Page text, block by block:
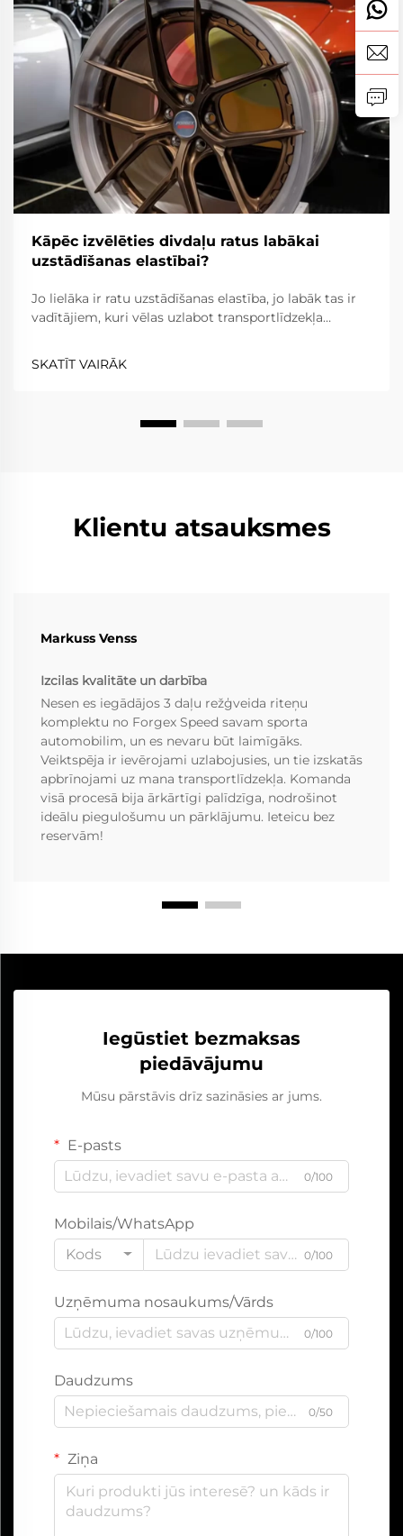
Kāpēc izvēlēties divdaļu ratus labākai
uzstādīšanas elastībai?
Jo lielāka ir ratu uzstādīšanas elastība, jo labāk tas ir
vadītājiem, kuri vēlas uzlabot transportlīdzekļa
Divdaļu rati ir elastīgāki nekā viendaļas rati, jo rata
spieķi un apvalks ir atdalīti, kamēr...
SKATĪT VAIRĀK
Klientu atsauksmes
Markuss Venss
Izcilas kvalitāte un darbība
Nesen es iegādājos 3 daļu režģveida riteņu
komplektu no Forgex Speed savam sporta
automobilim, un es nevaru būt laimīgāks.
Veiktspēja ir ievērojami uzlabojusies, un tie izskatās
apbrīnojami uz mana transportlīdzekļa. Komanda
visā procesā bija ārkārtīgi palīdzīga, nodrošinot
ideālu piegulošumu un pārklājumu. Ieteicu bez
reservām!
Iegūstiet bezmaksas
piedāvājumu
Mūsu pārstāvis drīz sazināsies ar jums.
E-pasts
0/100
Mobilais/WhatsApp
Kods
0/100
Uzņēmuma nosaukums/Vārds
0/100
Daudzums
0/50
Ziņa